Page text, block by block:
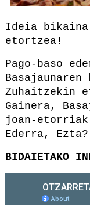
Ideia
etortzea!
Pago-baso
Zuhaitzekin
Gainera,
joan-
Ederra, Ezta?
BIDAIETAKO